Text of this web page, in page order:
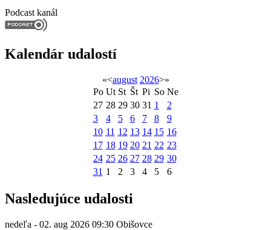
Podcast kanál
Kalendár udalostí
«<august 2026>»
Po Ut St Št Pi So Ne
27 28 29 30 31 1
2
3
4 5 6 7 8
9
10 11 12 13 14 15 16
17 18 19 20 21 22 23
24 25 26 27 28 29 30
31 1 2 3 4 5 6
Nasledujúce udalosti
nedeľa - 02. aug 2026 09:30 Obišovce